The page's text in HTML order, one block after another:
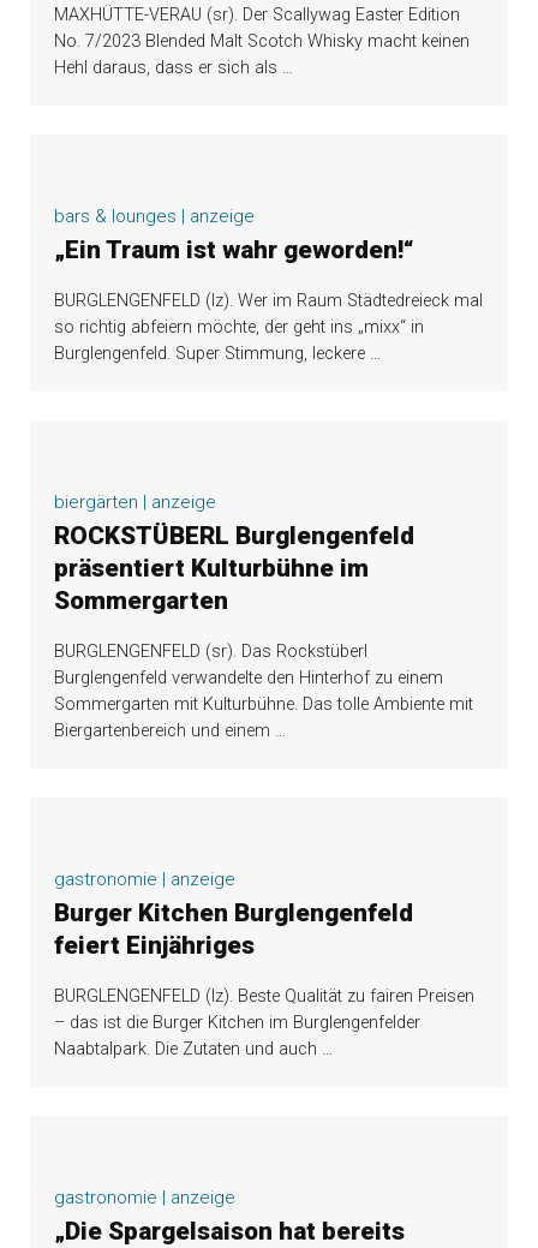
MAXHÜTTE-VERAU (sr). Der Scallywag Easter Edition
No. 7/2023 Blended Malt Scotch Whisky macht keinen
Hehl daraus, dass er sich als …
bars & lounges | anzeige
„Ein Traum ist wahr geworden!“
BURGLENGENFELD (lz). Wer im Raum Städtedreieck mal
so richtig abfeiern möchte, der geht ins „mixx“ in
Burglengenfeld. Super Stimmung, leckere …
biergärten | anzeige
ROCKSTÜBERL Burglengenfeld
präsentiert Kulturbühne im
Sommergarten
BURGLENGENFELD (sr). Das Rockstüberl
Burglengenfeld verwandelte den Hinterhof zu einem
Sommergarten mit Kulturbühne. Das tolle Ambiente mit
Biergartenbereich und einem …
gastronomie | anzeige
Burger Kitchen Burglengenfeld
feiert Einjähriges
BURGLENGENFELD (lz). Beste Qualität zu fairen Preisen
– das ist die Burger Kitchen im Burglengenfelder
Naabtalpark. Die Zutaten und auch …
gastronomie | anzeige
„Die Spargelsaison hat bereits